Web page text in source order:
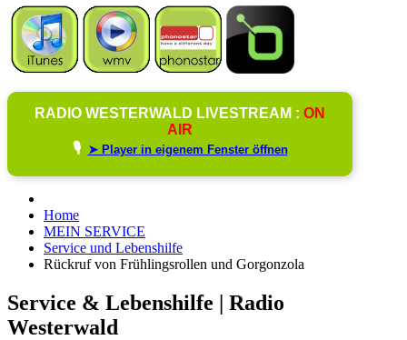
RADIO WESTERWALD LIVESTREAM : ON
AIR
🎙️ ➤ Player in eigenem Fenster öffnen
Home
MEIN SERVICE
Service und Lebenshilfe
Rückruf von Frühlingsrollen und Gorgonzola
Service & Lebenshilfe | Radio
Westerwald